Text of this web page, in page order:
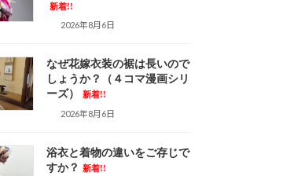
新着!!
2026年8月6日
なぜ花嫁衣装の裾は長いので
しょうか？（４コマ漫画シリ
ーズ）
新着!!
2026年8月6日
浴衣と着物の違いをご存じで
すか？
新着!!